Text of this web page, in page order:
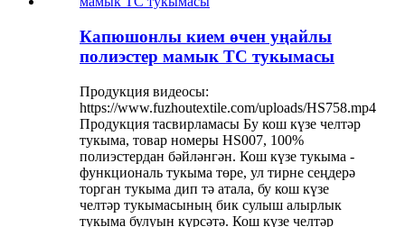
Капюшонлы кием өчен уңайлы
полиэстер мамык TC тукымасы
Продукция видеосы:
https://www.fuzhoutextile.com/uploads/HS758.mp4
Продукция тасвирламасы Бу кош күзе челтәр
тукыма, товар номеры HS007, 100%
полиэстердан бәйләнгән. Кош күзе тукыма -
функциональ тукыма төре, ул тирне сеңдерә
торган тукыма дип тә атала, бу кош күзе
челтәр тукымасының бик сулыш алырлык
тукыма булуын күрсәтә. Кош күзе челтәр